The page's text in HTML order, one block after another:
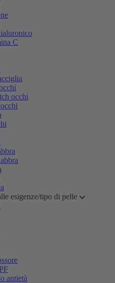
C
occhi
esigenze/tipo di pelle
antietà